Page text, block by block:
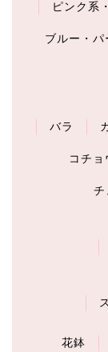
ピンク系
ブルー・パ
バラ
コチョ
チ
花鉢